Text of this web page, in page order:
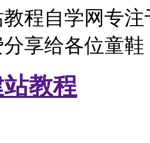
程自学网专
享给各位童